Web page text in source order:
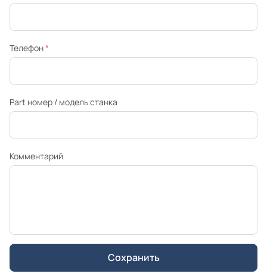
Телефон*
Part номер / модель станка
Комментарий